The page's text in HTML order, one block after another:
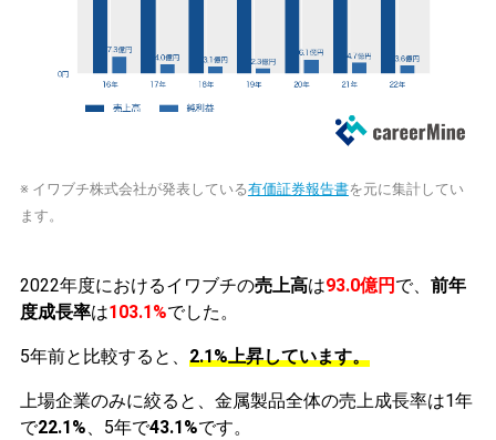
※ イワブチ株式会社が発表している有価証券報告書を元に集計してい
ます。
2022年度におけるイワブチの売上高は93.0億円 で、 前年
度成長率は103.1%でした。
5年前と比較すると、 2.1%上昇しています。
上場企業のみに絞ると、金属製品全体の売上成長率は1年
で22.1%、5年で43.1%です。